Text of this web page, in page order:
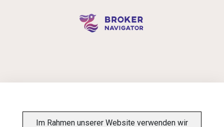
INFORMATIONSPFLICHT
Im Rahmen unserer Website verwenden wir